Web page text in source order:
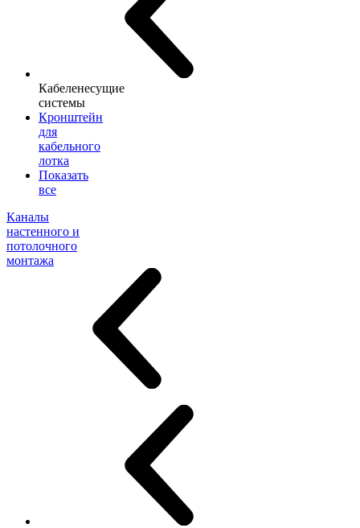
Кабеленесущие
системы
Кронштейн
для
кабельного
лотка
Показать
все
Каналы
настенного и
потолочного
монтажа